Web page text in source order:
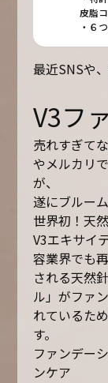
皮脂
・６
最近SNSや
V3フ
売れすぎて
やメルカリ
が、
遂にブルー
世界初！天
V3エキサイ
容業界でも
される天然
ル」がファ
れているた
す。
ファンデー
ンケア